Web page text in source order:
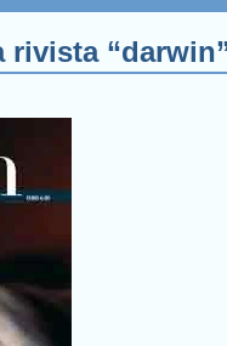
rivista